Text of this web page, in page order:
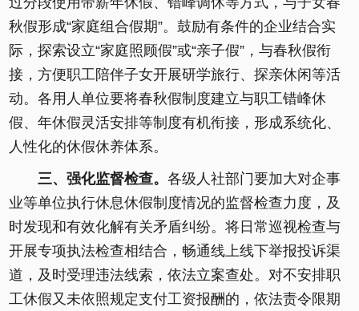
秋假形成“家庭组合假期”。鼓励有条件的企业结合实
际，探索设立“家庭照顾假”或“亲子假”，与春秋假衔
接，方便职工陪伴子女开展研学旅行、探亲休闲等活
动。各用人单位要将春秋假制度建立与职工错峰休
假、年休假灵活安排等制度有机衔接，形成系统化、
人性化的休假休养体系。
三、强化监督检查。 各级人社部门要加大对企事
业等单位执行休息休假制度情况的监督检查力度，及
时发现和有效化解有关矛盾纠纷。将日常巡视检查与
开展专项执法检查相结合，畅通线上线下举报投诉渠
道，及时受理违法线索，依法立案查处。对不安排职
工休假又未依照规定支付工资报酬的，依法责令限期